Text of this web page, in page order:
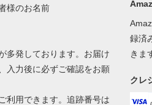
様のお名前
多発しております。お届け
入力後に必ずご確認をお願
利用できます。追跡番号は
録済
きま
クレ